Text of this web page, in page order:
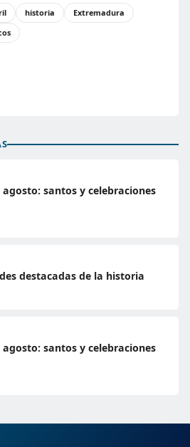
historia
Extremadura
santos y celebraciones
destacadas de la historia
santos y celebraciones